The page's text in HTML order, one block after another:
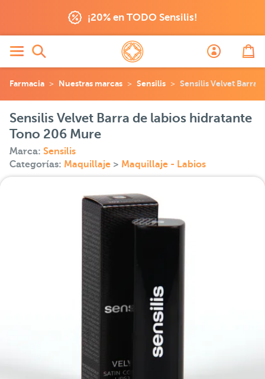
¡20% en TODO Sensilis!
Farmacia Nuestras marcas Sensilis Sensilis Velvet Barra
Sensilis Velvet Barra de labios hidratante
Tono 206 Mure
Marca: Sensilis
Categorías: Maquillaje > Maquillaje - Labios